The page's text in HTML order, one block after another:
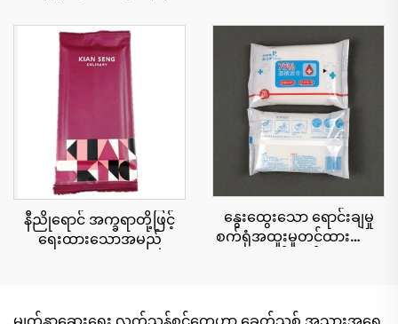
နီညိုရောင် အက္ခရာတို့ဖြင့်
ရေးထားသောအမည်
နွေးထွေးသော ရောင်းချမှု
စက်ရုံအထူးမှုတင်ထားသော